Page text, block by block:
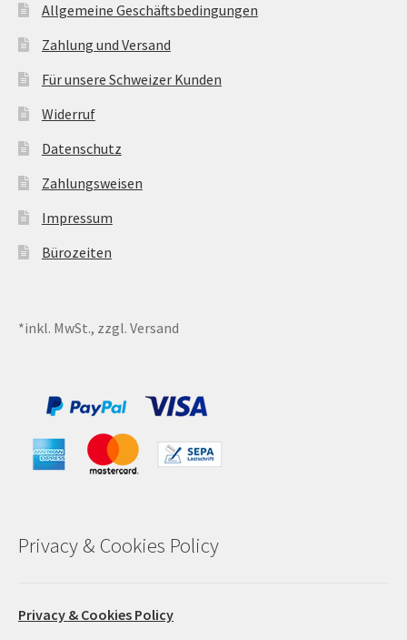
Allgemeine Geschäftsbedingungen
Zahlung und Versand
Für unsere Schweizer Kunden
Widerruf
Datenschutz
Zahlungsweisen
Impressum
Bürozeiten
*inkl. MwSt., zzgl. Versand
Privacy & Cookies Policy
Privacy & Cookies Policy